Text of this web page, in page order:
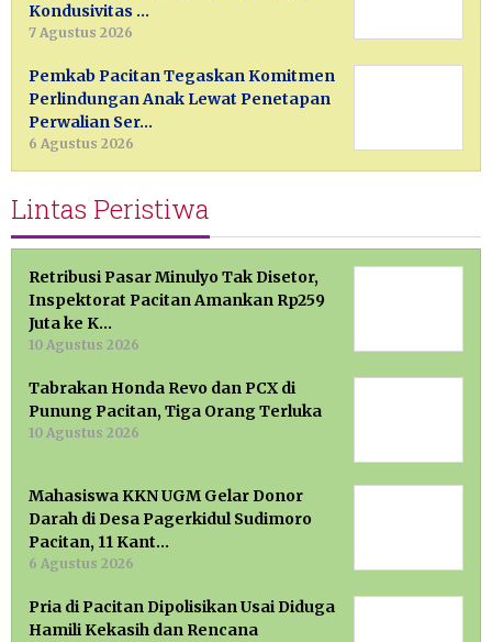
Kondusivitas …
7 Agustus 2026
Pemkab Pacitan Tegaskan Komitmen
Perlindungan Anak Lewat Penetapan
Perwalian Ser…
6 Agustus 2026
Lintas Peristiwa
Retribusi Pasar Minulyo Tak Disetor,
Inspektorat Pacitan Amankan Rp259
Juta ke K…
10 Agustus 2026
Tabrakan Honda Revo dan PCX di
Punung Pacitan, Tiga Orang Terluka
10 Agustus 2026
Mahasiswa KKN UGM Gelar Donor
Darah di Desa Pagerkidul Sudimoro
Pacitan, 11 Kant…
6 Agustus 2026
Pria di Pacitan Dipolisikan Usai Diduga
Hamili Kekasih dan Rencana